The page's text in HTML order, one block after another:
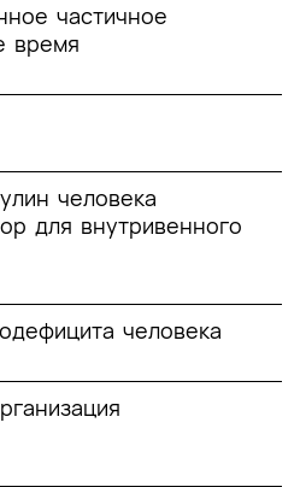
или состояния
состояний)
и противопоказания к
и
частичное
время
человека
для внутривенного
человека